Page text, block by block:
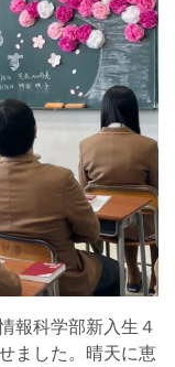
報科学部新入生４
ました。晴天に恵